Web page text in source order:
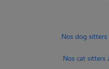
Nos dog
Nos cat sitters